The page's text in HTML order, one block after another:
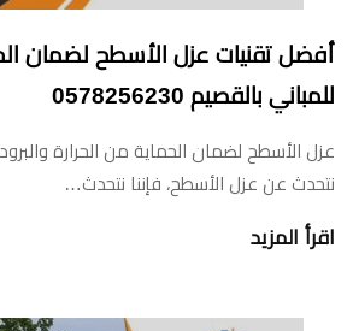
أفضل تقنيات عزل الأسطح لضمان
للمباني بالقصيم 0578256230
عزل الأسطح لضمان الحماية من الحرارة
نتحدث عن عزل الأسطح، فإننا نتحدث…
اقرأ المزيد